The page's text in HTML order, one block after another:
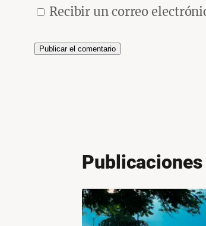
Recibir un correo